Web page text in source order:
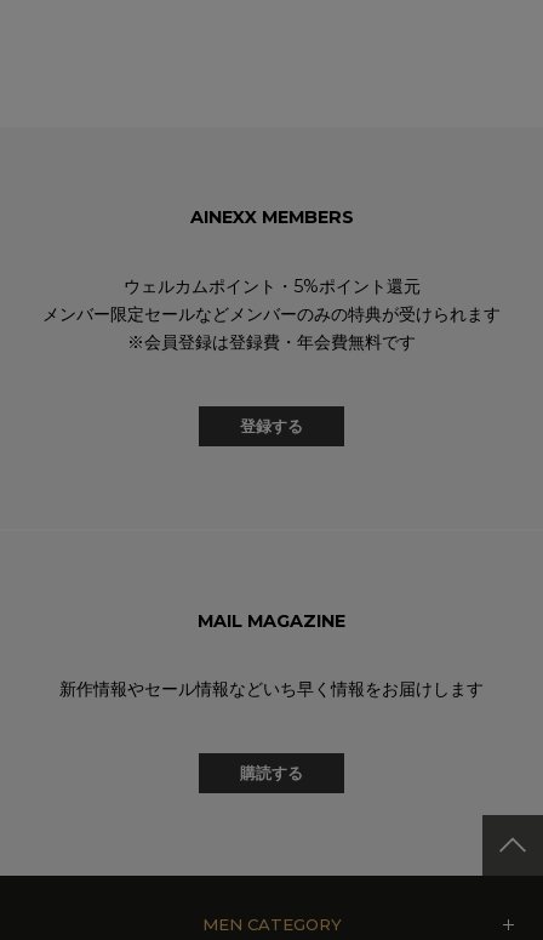
AINEXX MEMBERS
ウェルカムポイント・5%ポイント還元
メンバー限定セールなどメンバーのみの特典が受けられます
※会員登録は登録費・年会費無料です
登録する
MAIL MAGAZINE
新作情報やセール情報などいち早く情報をお届けします
購読する
MEN CATEGORY